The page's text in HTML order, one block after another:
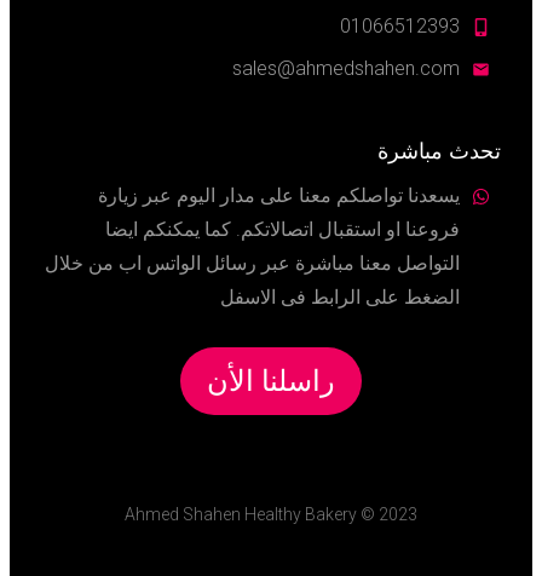
01066512393
sales@ahmedshahen.com
تحدث مباشرة
يسعدنا تواصلكم معنا على مدار اليوم عبر زيارة
فروعنا او استقبال اتصالاتكم. كما يمكنكم ايضا
التواصل معنا مباشرة عبر رسائل الواتس اب من خلال
الضغط على الرابط فى الاسفل
راسلنا الأن
Ahmed Shahen Healthy Bakery © 2023